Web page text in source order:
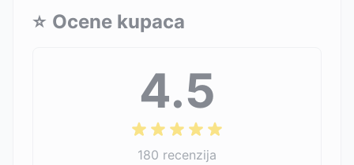
⭐ Ocene kupaca
4.5
180 recenzija